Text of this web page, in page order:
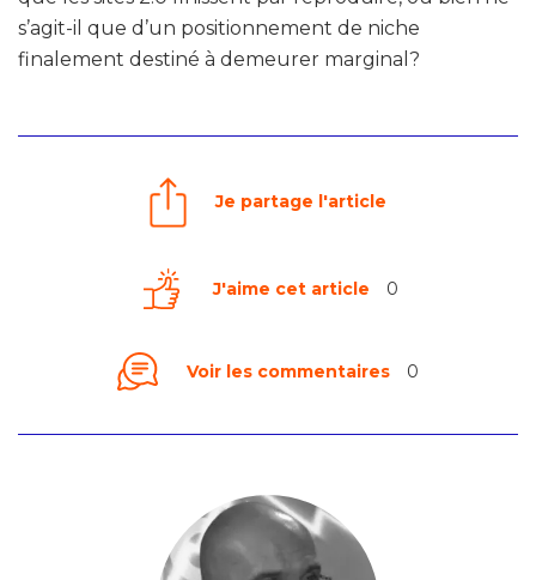
s’agit-il que d’un positionnement de niche
finalement destiné à demeurer marginal?
Je partage l'article
J'aime cet article 0
Voir les commentaires 0